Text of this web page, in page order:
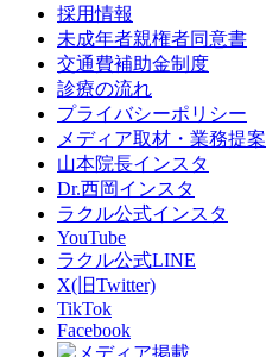
採用情報
未成年者親権者同意書
交通費補助金制度
診療の流れ
プライバシーポリシー
メディア取材・業務提案
山本院長インスタ
Dr.西岡インスタ
ラクル公式インスタ
YouTube
ラクル公式LINE
X(旧Twitter)
TikTok
Facebook